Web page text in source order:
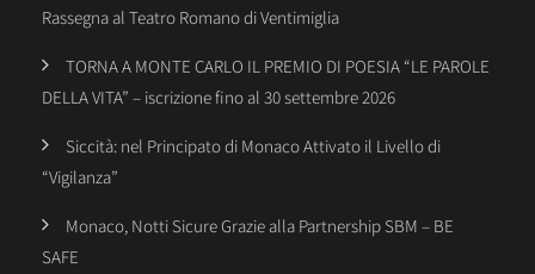
Rassegna al Teatro Romano di Ventimiglia
TORNA A MONTE CARLO IL PREMIO DI POESIA “LE PAROLE
DELLA VITA” – iscrizione fino al 30 settembre 2026
Siccità: nel Principato di Monaco Attivato il Livello di
“Vigilanza”
Monaco, Notti Sicure Grazie alla Partnership SBM – BE
SAFE